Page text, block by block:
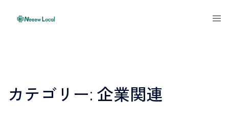
カテゴリー: 企業関連